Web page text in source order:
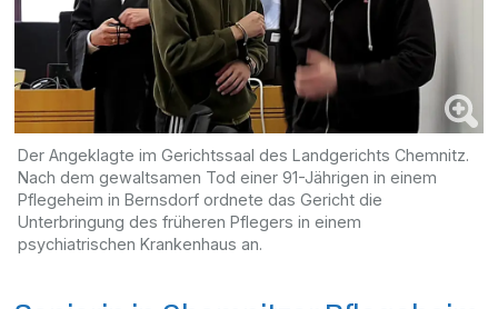
Der Angeklagte im Gerichtssaal des Landgerichts Chemnitz.
Nach dem gewaltsamen Tod einer 91-Jährigen in einem
Pflegeheim in Bernsdorf ordnete das Gericht die
Unterbringung des früheren Pflegers in einem
psychiatrischen Krankenhaus an.